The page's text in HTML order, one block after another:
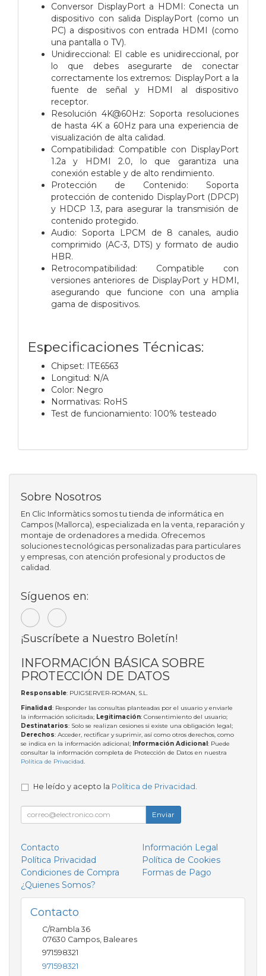
Conversor DisplayPort a HDMI: Conecta un
dispositivo con salida DisplayPort (como un
PC) a dispositivos con entrada HDMI (como
una pantalla o TV).
Unidireccional: El cable es unidireccional, por
lo que debes asegurarte de conectar
correctamente los extremos: DisplayPort a la
fuente de señal y HDMI al dispositivo
receptor.
Resolución 4K@60Hz: Soporta resoluciones
de hasta 4K a 60Hz para una experiencia de
visualización de alta calidad.
Compatibilidad: Compatible con DisplayPort
1.2a y HDMI 2.0, lo que garantiza una
conexión estable y de alto rendimiento.
Protección de Contenido: Soporta
protección de contenido DisplayPort (DPCP)
y HDCP 1.3, para asegurar la transmisión de
contenido protegido.
Audio: Soporta LPCM de 8 canales, audio
comprimido (AC-3, DTS) y formato de audio
HBR.
Retrocompatibilidad: Compatible con
versiones anteriores de DisplayPort y HDMI,
asegurando que funcione con una amplia
gama de dispositivos.
Especificaciones Técnicas:
Chipset: ITE6563
Longitud: N/A
Color: Negro
Normativas: RoHS
Test de funcionamiento: 100% testeado
Sobre Nosotros
En Clic Informàtics somos tu tienda de informática en
Campos (Mallorca), especializada en la venta, reparación y
montaje de ordenadores a medida. Ofrecemos
soluciones tecnológicas personalizadas para particulares
y empresas, con atención profesional y productos de
calidad.
Síguenos en:
¡Suscríbete a Nuestro Boletín!
INFORMACIÓN BÁSICA SOBRE
PROTECCIÓN DE DATOS
Responsable: PUIGSERVER-ROMAN, S.L.
Finalidad: Responder las consultas planteadas por el usuario y enviarle
la información solicitada; Legitimación: Consentimiento del usuario;
Destinatarios: Solo se realizan cesiones si existe una obligación legal;
Derechos: Acceder, rectificar y suprimir, así como otros derechos, como
se indica en la información adicional; Información Adicional: Puede
consultar la información completa de Protección de Datos en nuestra
Política de Privacidad.
He leído y acepto la Política de Privacidad
Enviar
Contacto
Información Legal
Política Privacidad
Política de Cookies
Condiciones de Compra
Formas de Pago
¿Quienes Somos?
Contacto
C/Rambla 36
07630 Campos Baleares
971598321
971598321